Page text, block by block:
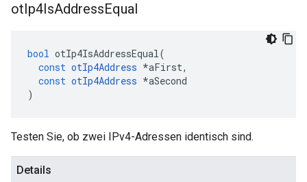
otIp4IsAddressEqual
bool otIp4IsAddressEqual(
const otIp4Address *aFirst,
const otIp4Address *aSecond
)
Testen Sie, ob zwei IPv4-Adressen identisch sind.
Details